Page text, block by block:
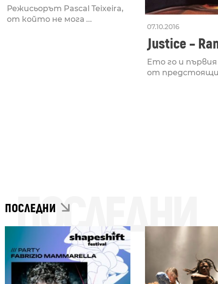
Режисьорът Pascal Teixeira,
от който не мога ...
07.10.2016
Justice –
Ето го и
от
ПОСЛЕДНИ
ПОСЛЕДНИ